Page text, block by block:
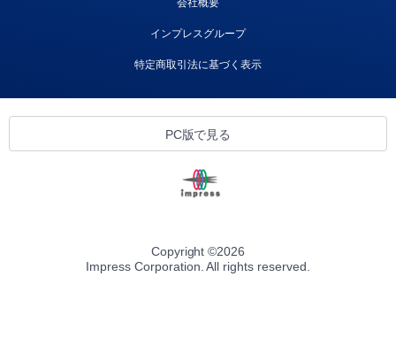
インプレスグループ
特定商取引法に基づく表示
PC版で見る
Copyright ©2026
Impress Corporation. All rights reserved.